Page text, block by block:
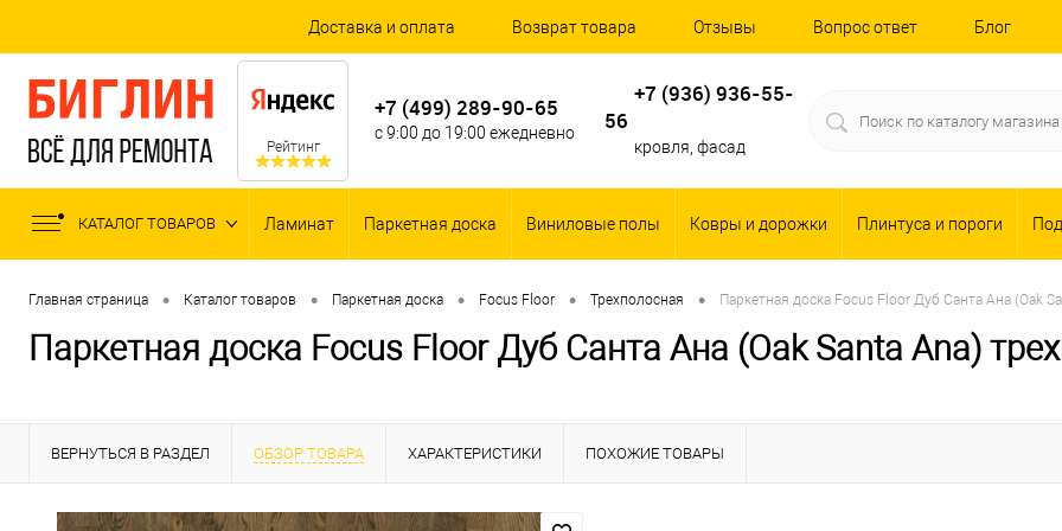
Доставка и оплата Возврат товара Отзывы Вопрос ответ Блог
Рейтинг
+7 (499) 289-90-65
с 9:00 до 19:00 ежедневно
+7 (936) 936-55-
56
кровля, фасад
КАТАЛОГ ТОВАРОВ Ламинат Паркетная доска Виниловые полы Ковры и дорожки Плинтуса и пороги
Главная страница • Каталог товаров • Паркетная доска • Focus Floor • Трехполосная • Паркетная доска Focus Floor Дуб Санта Ана (Oak
Паркетная доска Focus Floor Дуб Санта Ана (Oak Santa Ana)
ВЕРНУТЬСЯ В РАЗДЕЛ ОБЗОР ТОВАРА ХАРАКТЕРИСТИКИ ПОХОЖИЕ ТОВАРЫ